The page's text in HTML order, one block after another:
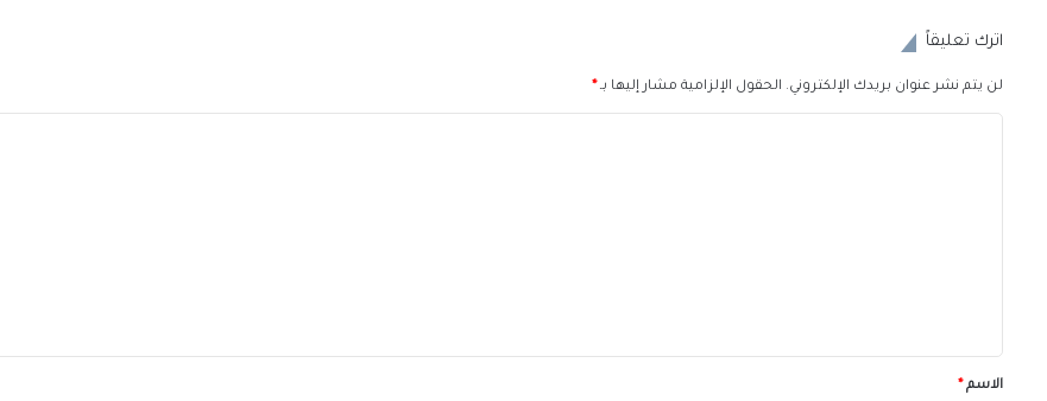
اترك تعليقاً
لن يتم نشر عنوان بريدك الإلكتروني. الحقول الإلزامية مشار إليها بـ*
*الاسم*